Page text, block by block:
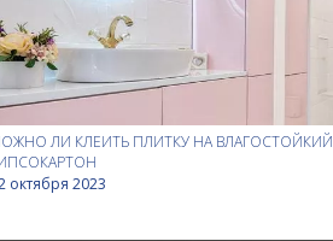
ЛИ КЛЕИТЬ ПЛИТКУ НА ВЛАГОСТОЙКИЙ
октября 2023